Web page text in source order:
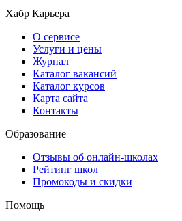
Хабр Карьера
О сервисе
Услуги и цены
Журнал
Каталог вакансий
Каталог курсов
Карта сайта
Контакты
Образование
Отзывы об онлайн-школах
Рейтинг школ
Промокоды и скидки
Помощь